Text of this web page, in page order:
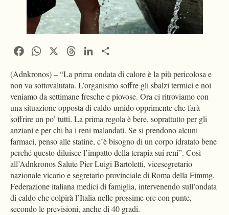
FacebookWhatsApp ThreadsLinkedIn
(Adnkronos) – “La prima ondata di calore è la più pericolosa e
non va sottovalutata. L’organismo soffre gli sbalzi termici e noi
veniamo da settimane fresche e piovose. Ora ci ritroviamo con
una situazione opposta di caldo-umido opprimente che farà
soffrire un po’ tutti. La prima regola è bere, soprattutto per gli
anziani e per chi ha i reni malandati. Se si prendono alcuni
farmaci, penso alle statine, c’è bisogno di un corpo idratato bene
perché questo diluisce l’impatto della terapia sui reni”. Così
all’Adnkronos Salute Pier Luigi Bartoletti, vicesegretario
nazionale vicario e segretario provinciale di Roma della Fimmg,
Federazione italiana medici di famiglia, intervenendo sull’ondata
di caldo che colpirà l’Italia nelle prossime ore con punte,
secondo le previsioni, anche di 40 gradi.